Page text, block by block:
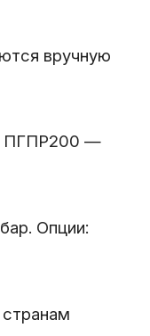
вручную
ПГПР200 —
Опции: